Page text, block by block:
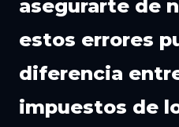
asegurarte de
estos errores
diferencia
impuestos de